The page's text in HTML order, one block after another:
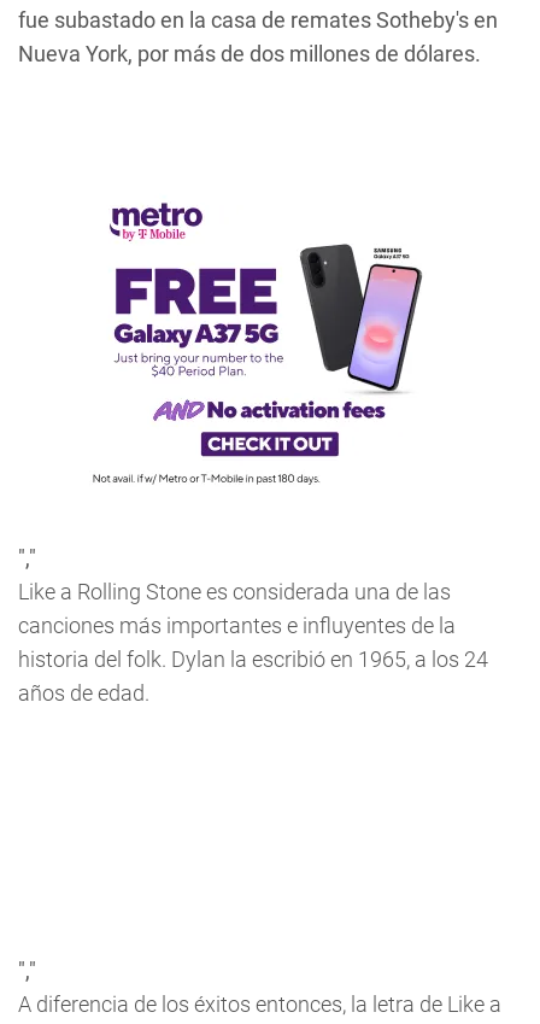
fue subastado en la casa de remates Sotheby's en
Nueva York, por más de dos millones de dólares.
","
Like a Rolling Stonees considerada una de las
canciones más importantes e influyentes de la
historia del folk. Dylan la escribió en 1965, a los 24
años de edad.
","
A diferencia de los éxitos entonces, la letra de Like a